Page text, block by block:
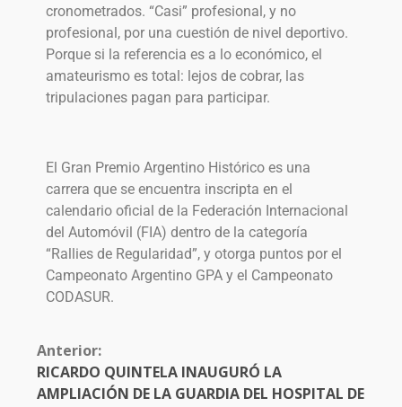
cronometrados. “Casi” profesional, y no
profesional, por una cuestión de nivel deportivo.
Porque si la referencia es a lo económico, el
amateurismo es total: lejos de cobrar, las
tripulaciones pagan para participar.
El Gran Premio Argentino Histórico es una
carrera que se encuentra inscripta en el
calendario oficial de la Federación Internacional
del Automóvil (FIA) dentro de la categoría
“Rallies de Regularidad”, y otorga puntos por el
Campeonato Argentino GPA y el Campeonato
CODASUR.
Anterior:
RICARDO QUINTELA INAUGURÓ LA
AMPLIACIÓN DE LA GUARDIA DEL HOSPITAL DE